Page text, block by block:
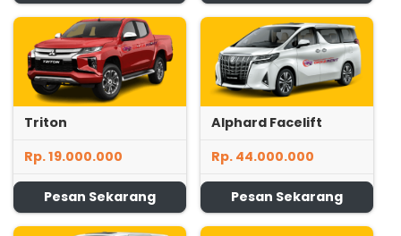
Triton
Rp. 19.000.000
Pesan Sekarang
Alphard Facelift
Rp. 44.000.000
Pesan Sekarang